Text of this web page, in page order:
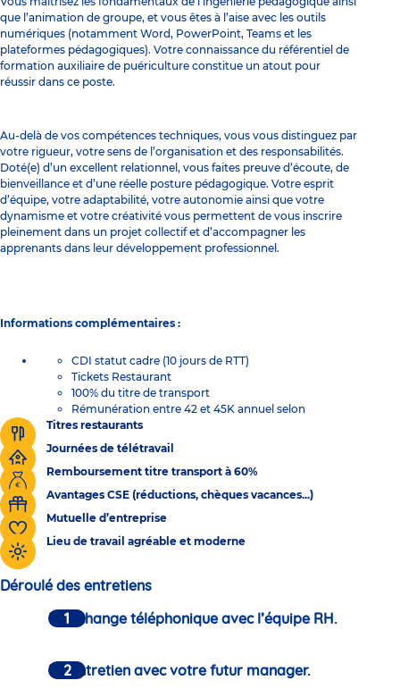
que l’animation de groupe, et vous êtes à l’aise avec les outils
numériques (notamment Word, PowerPoint, Teams et les
plateformes pédagogiques). Votre connaissance du référentiel de
formation auxiliaire de puériculture constitue un atout pour
réussir dans ce poste.
Au-delà de vos compétences techniques, vous vous distinguez par
votre rigueur, votre sens de l’organisation et des responsabilités.
Doté(e) d’un excellent relationnel, vous faites preuve d’écoute, de
bienveillance et d’une réelle posture pédagogique. Votre esprit
d’équipe, votre adaptabilité, votre autonomie ainsi que votre
dynamisme et votre créativité vous permettent de vous inscrire
pleinement dans un projet collectif et d’accompagner les
apprenants dans leur développement professionnel.
Informations complémentaires :
CDI statut cadre (10 jours de RTT)
Tickets Restaurant
100% du titre de transport
Rémunération entre 42 et 45K annuel selon
Titres restaurants
Journées de télétravail
Remboursement titre transport à 60%
Avantages CSE (réductions, chèques vacances...)
Mutuelle d’entreprise
Lieu de travail agréable et moderne
Déroulé des entretiens
Un échange téléphonique avec l’équipe RH.
Un entretien avec votre futur manager.